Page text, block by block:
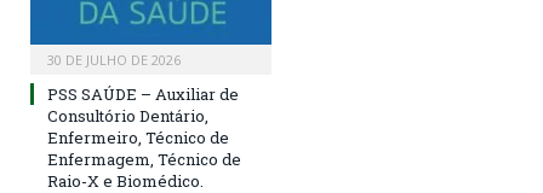
30 DE JULHO DE 2026
PSS SAÚDE – Auxiliar de
Consultório Dentário,
Enfermeiro, Técnico de
Enfermagem, Técnico de
Raio-X e Biomédico.